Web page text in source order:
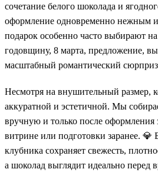
сочетание белого шоколада и
оформление одновременно нежным
подарок особенно часто выбирают
годовщину, 8 марта, предложение,
масштабный романтический
Несмотря на внушительный размер,
аккуратной и эстетичной. Мы
вручную и только после оформления
витрине или подготовки заранее. 💎
клубника сохраняет свежесть,
а шоколад выглядит идеально перед